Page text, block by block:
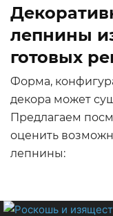
лепнины
готовых
Форма,
декора может
Предлагаем
оценить
лепнины: